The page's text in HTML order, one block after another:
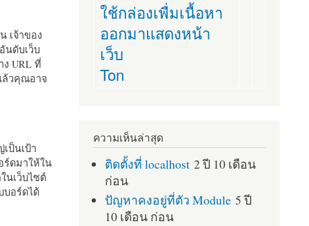
เจ้าของ
นดับเว็บ
URL ที่
ล้วคุณอาจ
ป็นเป้า
ร์ดมาให้ใน
นเว็บไซต์
บอร์ดได้
ใช้กล่องเพื่มเนื้อหา
ออกมาแสดงหน้า
เว็บ
Ton
ความเห็นล่าสุด
ติดตั้งที่ localhost 2 ปี 10 เดือน
ก่อน
ปัญหาคงอยู่ที่ตัว Module 5 ปี
10 เดือน ก่อน